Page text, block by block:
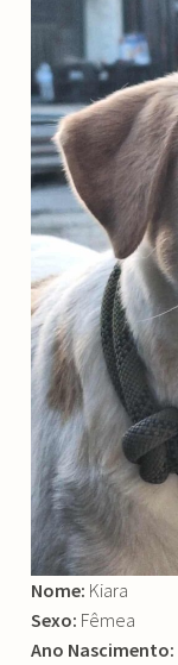
Nome: Kiara
Sexo: Fêmea
Ano Nascimento: